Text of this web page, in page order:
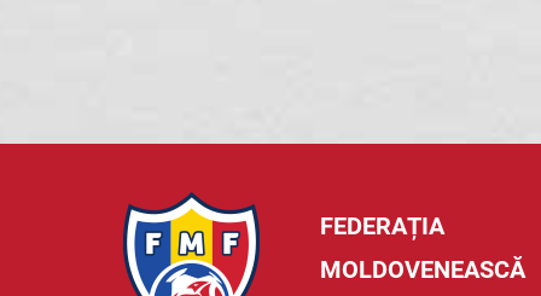
FEDERAȚIA
MOLDOVENEASCĂ